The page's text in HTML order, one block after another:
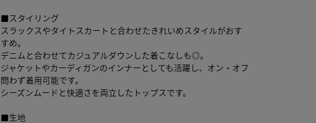
■スタイリング
スラックスやタイトスカートと合わせたきれいめスタイルがおす
すめ。
デニムと合わせてカジュアルダウンした着こなしも◎。
ジャケットやカーディガンのインナーとしても活躍し、オン・オフ
問わず着用可能です。
シーズンムードと快適さを両立したトップスです。
■生地